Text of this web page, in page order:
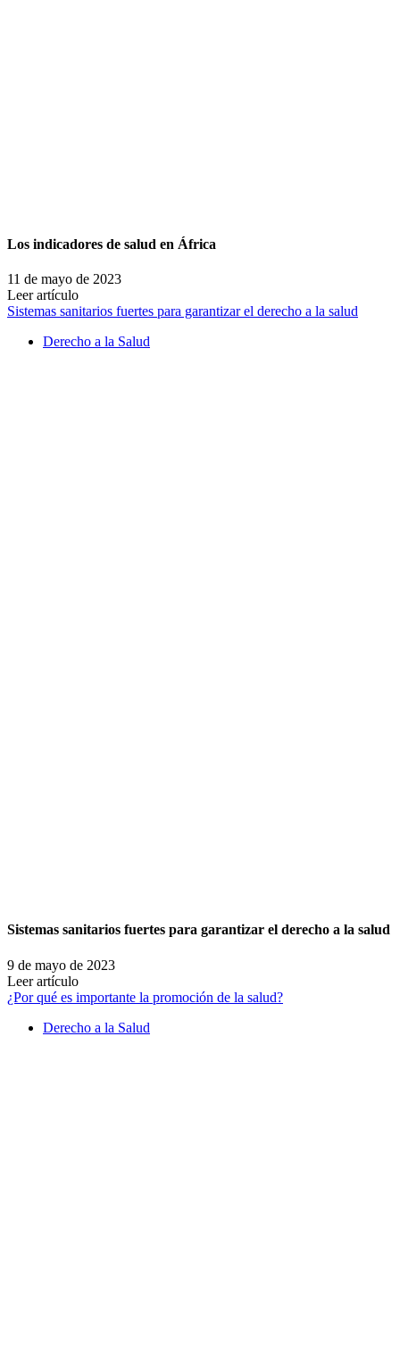
Los indicadores de salud en África
11 de mayo de 2023
Leer artículo
Sistemas sanitarios fuertes para garantizar el derecho a la salud
Derecho a la Salud
Sistemas sanitarios fuertes para garantizar el derecho a la salud
9 de mayo de 2023
Leer artículo
¿Por qué es importante la promoción de la salud?
Derecho a la Salud